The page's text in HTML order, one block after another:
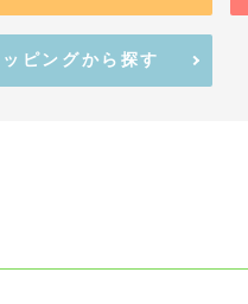
ピングから探す